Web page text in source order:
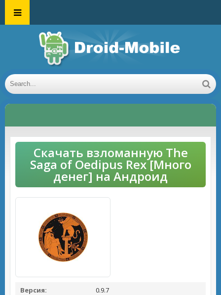
Скачать взломанную The
Saga of Oedipus Rex [Много
денег] на Андроид
Версия:
0.9.7